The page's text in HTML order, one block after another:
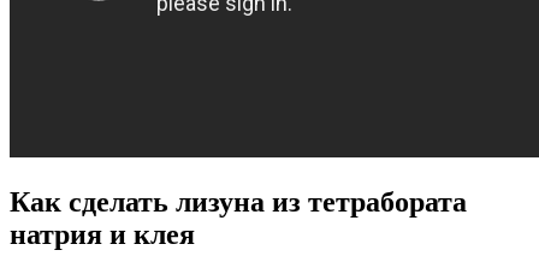
Как сделать лизуна из тетрабората
натрия и клея